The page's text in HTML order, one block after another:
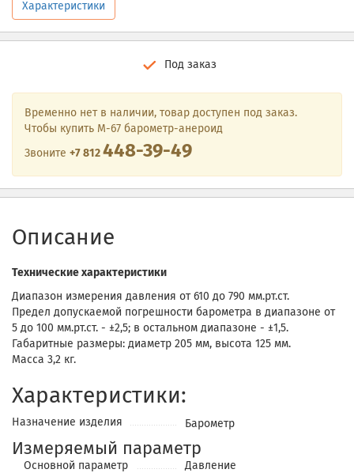
Характеристики
Под заказ
Временно нет в наличии, товар доступен под заказ.
Чтобы купить М-67 барометр-анероид
Звоните +7 812448-39-49
Описание
Технические характеристики
Диапазон измерения давления от 610 до 790 мм.рт.ст.
Предел допускаемой погрешности барометра в диапазоне от
5 до 100 мм.рт.ст. - ±2,5; в остальном диапазоне - ±1,5.
Габаритные размеры: диаметр 205 мм, высота 125 мм.
Масса 3,2 кг.
Характеристики:
Назначение изделия Барометр
Измеряемый параметр
Основной параметр
Давление